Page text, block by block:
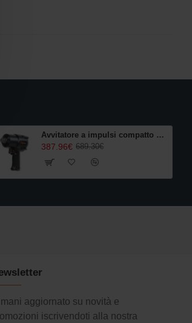
​Avvitatore a impulsi compatto pneumatico Beta 3/4"
387.96€ 689.30€
aggiornato su novità e
iscrivendoti alla nostra